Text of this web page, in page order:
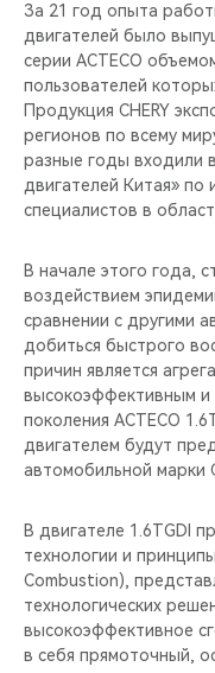
ВИДЕООБЗОРЫ
CHERY ДЛЯ ДЕТЕЙ
За 21 год опыта
двигателей было
серии ACTECO
пользователей
Продукция CHERY
регионов по всему
разные годы входили
двигателей Китая» по
специалистов в
В начале этого года,
воздействием
сравнении с другими
добиться быстрого
причин является
высокоэффективным и
поколения ACTECO
двигателем будут
автомобильной марки
В двигателе 1.6TGDI
технологии и
Combustion),
технологических
высокоэффективное
в себя прямоточный,